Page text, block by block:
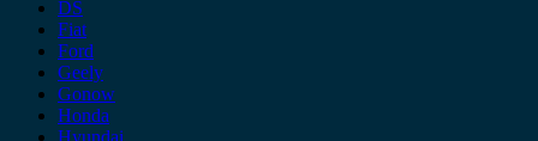
DS
Fiat
Ford
Geely
Gonow
Honda
Hyundai